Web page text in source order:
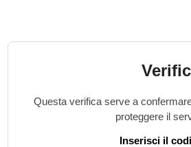
Questa verifica serve a
proteggere il
Inserisci il